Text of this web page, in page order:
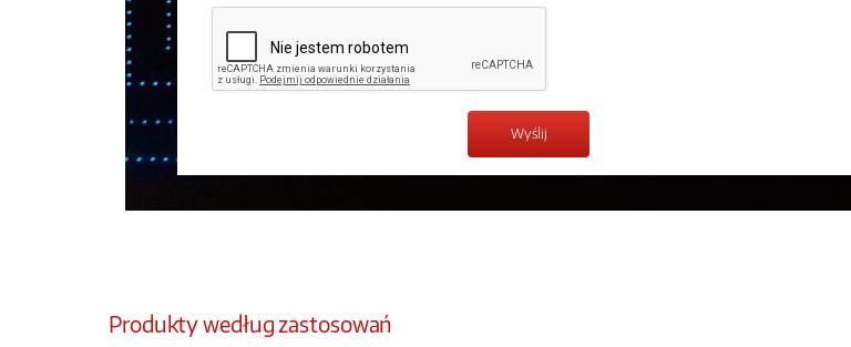
Produkty według zastosowań